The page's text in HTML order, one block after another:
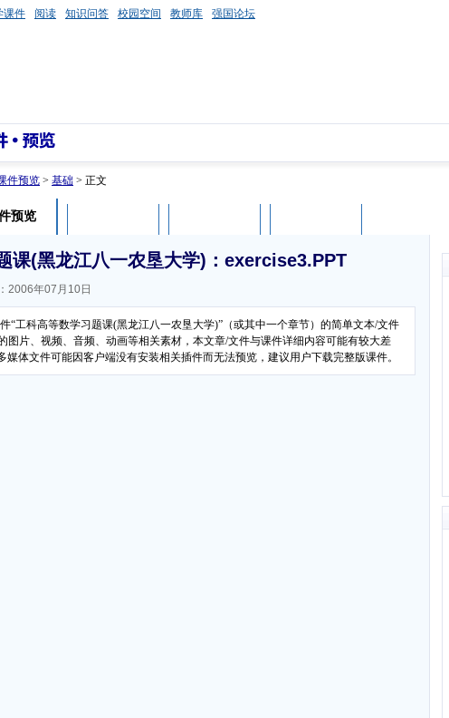
课件 阅读 知识问答 校园空间 教师库 强国论坛
件预览 > 基础 > 正文
预览
课(黑龙江八一农垦大学)：exercise3.PPT
2006年07月10日
“工科高等数学习题课(黑龙江八一农垦大学)”（或其中一个章节）的简单文本/文件
图片、视频、音频、动画等相关素材，本文章/文件与课件详细内容可能有较大差
媒体文件可能因客户端没有安装相关插件而无法预览，建议用户下载完整版课件。